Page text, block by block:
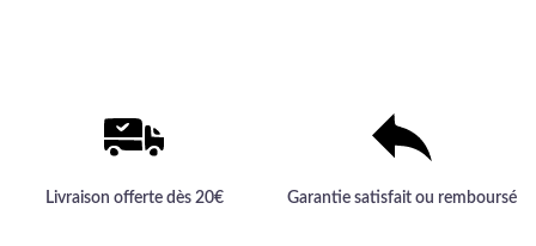
Livraison offerte dès 20€ Garantie satisfait ou remboursé